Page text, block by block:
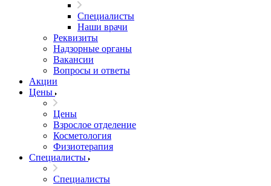
Специалисты
Наши врачи
Реквизиты
Надзорные органы
Вакансии
Вопросы и ответы
Акции
Цены
Цены
Взрослое отделение
Косметология
Физиотерапия
Специалисты
Специалисты